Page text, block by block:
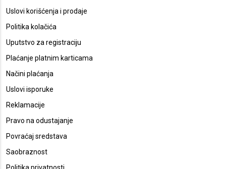
Uslovi korišćenja i prodaje
Politika kolačića
Uputstvo za registraciju
Plaćanje platnim karticama
Načini plaćanja
Uslovi isporuke
Reklamacije
Pravo na odustajanje
Povraćaj sredstava
Saobraznost
Politika privatnosti